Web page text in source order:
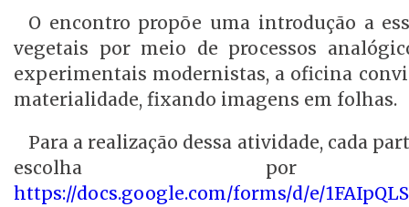
O encontro propõe uma introdução a
vegetais por meio de processos
experimentais modernistas, a oficina
materialidade, fixando imagens em folhas.
Para a realização dessa atividade, cada
escolha por
https://docs.google.com/forms/d/e/